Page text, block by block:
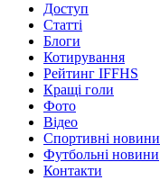
Доступ
Статті
Блоги
Котирування
Рейтинг IFFHS
Кращі голи
Фото
Відео
Спортивні новини
Футбольні новини
Контакти